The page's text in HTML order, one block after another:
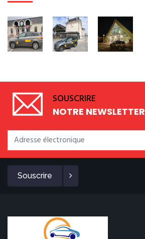
SOUSCRIRE
NOTRE NEWSLETTER
Souscrire